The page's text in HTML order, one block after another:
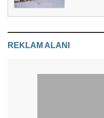
REKLAM ALANI